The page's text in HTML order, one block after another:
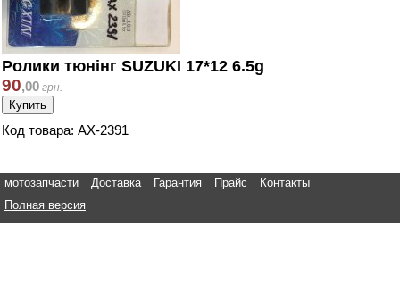
Ролики тюнінг SUZUKI 17*12 6.5g
90,00 грн.
Код товара: AX-2391
мотозапчасти Доставка Гарантия Прайс
Контакты
Полная версия